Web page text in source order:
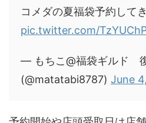
コメダの夏福袋予約して
pic.twitter.com/
— もちこ@福袋ギルド
(@matatabi8787) June